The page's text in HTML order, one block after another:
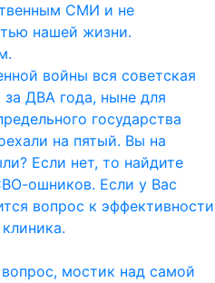
СМИ и не
нашей жизни.
войны вся советская
ДВА года, ныне для
государства
на пятый. Вы на
Если нет, то найдите
ошников. Если у Вас
вопрос к эффективности
мостик над самой